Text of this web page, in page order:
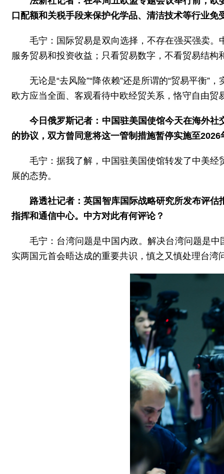
口配额和关税手段来保护化学品、清洁技术等行业
毛宁：国际贸易是双向选择，不存在强买强卖
服务贸易和投资收益；只看贸易数字，不看贸易结
无论是“去风险”“降依赖”还是所谓的“贸易平衡
欧方应当全面、客观看待中欧经贸关系，恪守自由
今日俄罗斯记者：中国驻美国使馆今天在海外
的协议，双方曾同意将这一管制措施暂停实施至
毛宁：据我了解，中国驻美国使馆转发了中美
展的态势。
路透社记者：英国智库国际战略研究所发布评
指挥和通信中心。中方对此有何评论？
毛宁：台湾问题是中国内政。解决台湾问题是
实两国元首会晤达成的重要共识，慎之又慎处理台湾